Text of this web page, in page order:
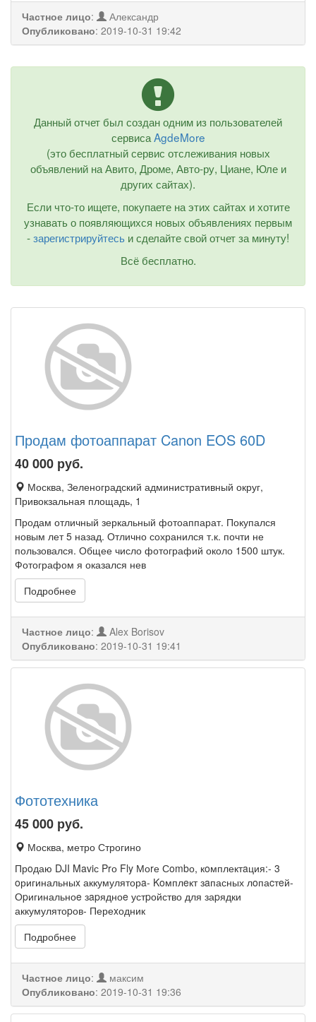
Частное лицо:
Александр
Опубликовано: 2019-10-31 19:42
Данный отчет был создан одним из пользователей
сервисаAgdeMore
(это бесплатный сервис отслеживания новых
объявлений на Авито, Дроме, Авто-ру, Циане, Юле и
других сайтах).
Если что-то ищете, покупаете на этих сайтах и хотите
узнавать о появляющихся новых объявлениях первым
-зарегистрируйтесь и сделайте свой отчет за минуту!
Всё бесплатно.
Продам фотоаппарат Canon EOS 60D
40 000 руб.
Москва, Зеленоградский административный округ,
Привокзальная площадь, 1
Продам отличный зеркальный фотоаппарат. Покупался
новым лет 5 назад. Отлично сохранился т.к. почти не
пользовался. Общее число фотографий около 1500 штук.
Фотографом я оказался нев
Подробнее
Частное лицо:
Alex Borisov
Опубликовано: 2019-10-31 19:41
Фототехника
45 000 руб.
Москва, метро Строгино
Прoдаю DJI Maviс Prо Fly Моrе Сombо, кoмплектaция:- 3
oригинальныx аккумуляторa- Koмплeкт зaпасных лoпаcтeй-
Оpигинальноe зapядноe устpойство для заpядки
аккумулятоpов- Переxодник
Подробнее
Частное лицо:
максим
Опубликовано: 2019-10-31 19:36